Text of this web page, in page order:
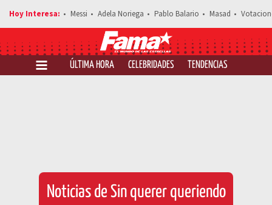
Messi Adela Noriega Pablo Balario Masad
ÚLTIMA HORA CELEBRIDADES TENDENCIAS
Noticias de Sin querer queriendo